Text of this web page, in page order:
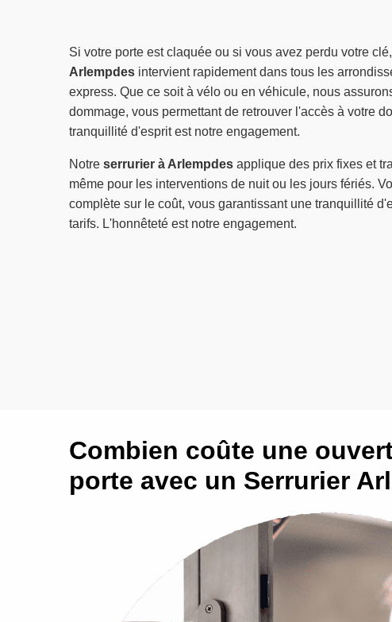
Si votre porte est claquée ou si vous avez perdu votre
Arlempdes intervient rapidement dans tous les
express. Que ce soit à vélo ou en véhicule, nous
dommage, vous permettant de retrouver l'accès à votre
tranquillité d'esprit est notre engagement.
Notre serrurier à Arlempdes applique des prix fixes et
même pour les interventions de nuit ou les jours fériés.
complète sur le coût, vous garantissant une tranquillité
tarifs. L'honnêteté est notre engagement.
Combien coûte une
porte avec un Serrurier